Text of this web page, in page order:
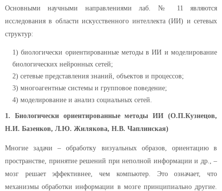
Основными научными направлениями лаб. № 11 являются
исследования в области искусственного интеллекта (ИИ) и сетевых
структур:
биологически ориентированные методы в ИИ и моделирование
биологических нейронных сетей;
сетевые представления знаний, объектов и процессов;
многоагентные системы и групповое поведение;
моделирование и анализ социальных сетей.
1. Биологически ориентированные методы ИИ (О.П.Кузнецов,
Н.И. Базенков, Л.Ю. Жилякова, Н.В. Чаплинская)
Многие задачи – обработку визуальных образов, ориентацию в
пространстве, принятие решений при неполной информации и др., –
мозг решает эффективнее, чем компьютер. Это означает, что
механизмы обработки информации в мозге принципиально другие.